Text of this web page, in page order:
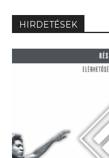
HIRDETÉSEK